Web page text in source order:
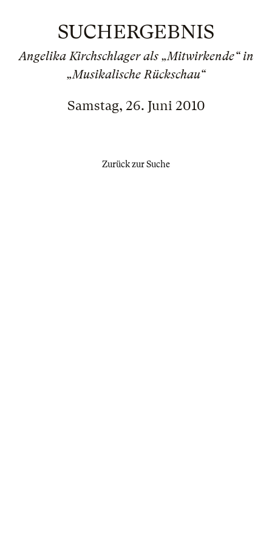
SUCHERGEBNIS
Angelika Kirchschlager als „Mitwirkende“ in
„Musikalische Rückschau“
Samstag, 26. Juni 2010
Zurück zur Suche